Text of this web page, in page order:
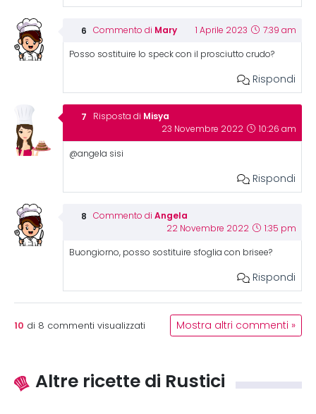
Commento di Mary 1 Aprile 2023 7:39 am
Posso sostituire lo speck con il prosciutto crudo?
Rispondi
Risposta di Misya
23 Novembre 2022 10:26 am
@angela sisi
Rispondi
Commento di Angela
22 Novembre 2022 1:35 pm
Buongiorno, posso sostituire sfoglia con brisee?
Rispondi
10 di 8 commenti visualizzati Mostra altri commenti »
Altre ricette di Rustici